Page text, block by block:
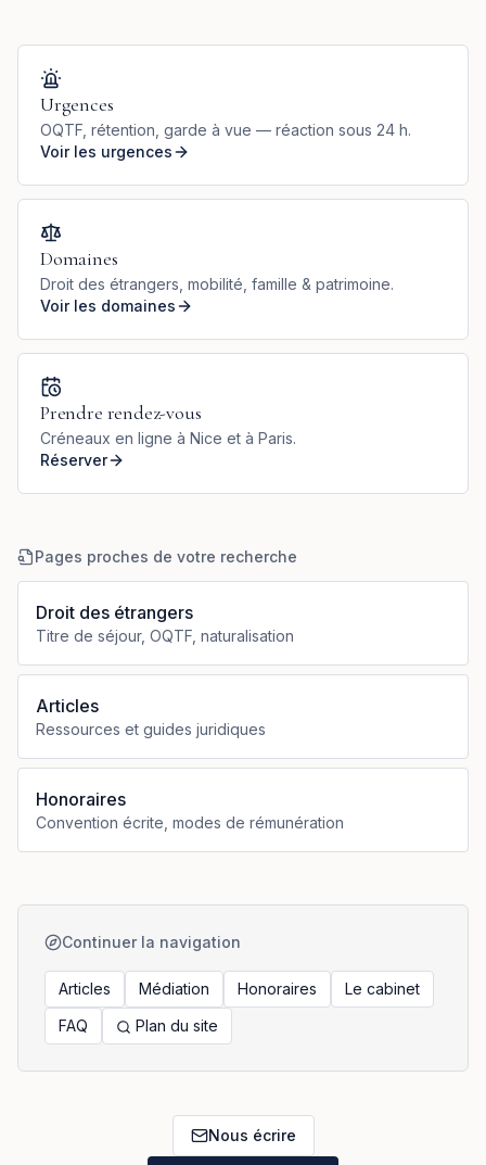
Urgences
OQTF, rétention, garde à vue — réaction sous 24 h.
Voir les urgences
Domaines
Droit des étrangers, mobilité, famille & patrimoine.
Voir les domaines
Prendre rendez-vous
Créneaux en ligne à Nice et à Paris.
Réserver
Pages proches de votre recherche
Droit des étrangers
Titre de séjour, OQTF, naturalisation
Articles
Ressources et guides juridiques
Honoraires
Convention écrite, modes de rémunération
Continuer la navigation
Articles Médiation Honoraires
Le cabinet
FAQ
Plan du site
Nous écrire